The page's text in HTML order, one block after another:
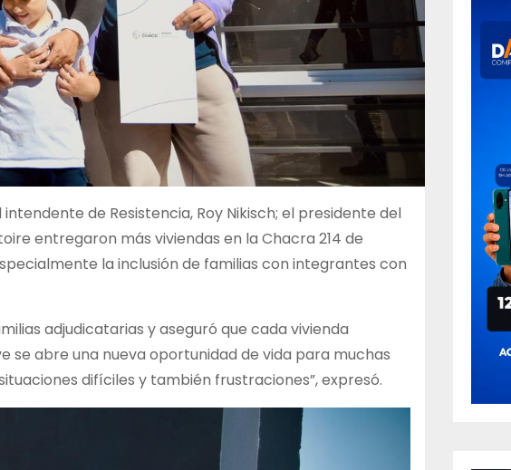
de Resistencia, Roy Nikisch; el presidente del
entregaron más viviendas en la Chacra 214 de
la inclusión de familias con integrantes con
adjudicatarias y aseguró que cada vivienda
se abre una nueva oportunidad de vida para muchas
difíciles y también frustraciones”, expresó.